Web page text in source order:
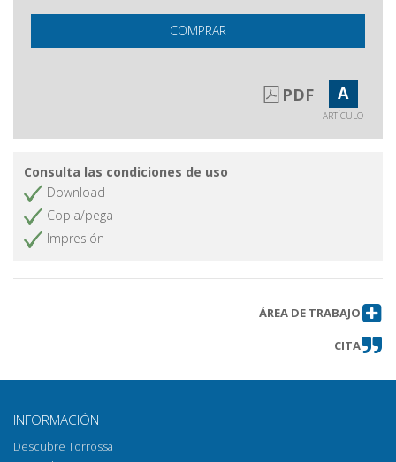
COMPRAR
PDF A
ARTÍCULO
Consulta las condiciones de uso
Download
Copia/pega
Impresión
ÁREA DE TRABAJO
CITA
INFORMACIÓN
Descubre Torrossa